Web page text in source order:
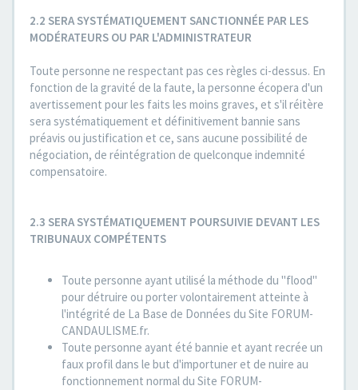
2.2 SERA SYSTÉMATIQUEMENT SANCTIONNÉE PAR LES
MODÉRATEURS OU PAR L'ADMINISTRATEUR
Toute personne ne respectant pas ces règles ci-dessus. En
fonction de la gravité de la faute, la personne écopera d'un
avertissement pour les faits les moins graves, et s'il réitère
sera systématiquement et définitivement bannie sans
préavis ou justification et ce, sans aucune possibilité de
négociation, de réintégration de quelconque indemnité
compensatoire.
2.3 SERA SYSTÉMATIQUEMENT POURSUIVIE DEVANT LES
TRIBUNAUX COMPÉTENTS
Toute personne ayant utilisé la méthode du "flood"
pour détruire ou porter volontairement atteinte à
l'intégrité de La Base de Données du Site FORUM-
CANDAULISME.fr.
Toute personne ayant été bannie et ayant recrée un
faux profil dans le but d'importuner et de nuire au
fonctionnement normal du Site FORUM-